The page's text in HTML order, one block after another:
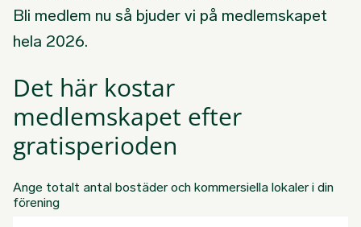
Bli medlem nu så bjuder vi på medlemskapet
hela 2026.
Det här kostar
medlemskapet efter
gratisperioden
Ange totalt antal bostäder och kommersiella lokaler i din
förening